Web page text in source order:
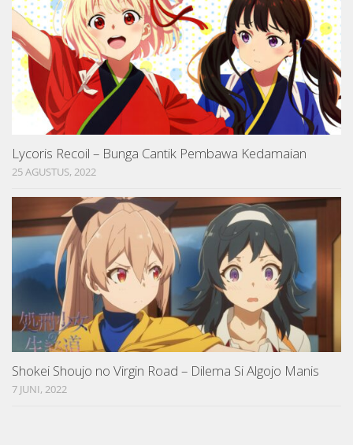
Lycoris Recoil – Bunga Cantik Pembawa Kedamaian
25 AGUSTUS, 2022
Shokei Shoujo no Virgin Road – Dilema Si Algojo Manis
7 JUNI, 2022